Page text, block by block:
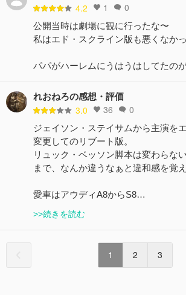
4.2 1 0
公開当時は劇場に観に行ったな〜
私はエド・スクライン版も悪くなか
パパがハーレムにうはうはしてたの
れおねろの感想・評価
3.0 36 0
ジェイソン・ステイサムから主演を
変更してのリブート版。
リュック・ベッソン脚本は変わらな
まで、なんか違うなぁと違和感を覚
愛車はアウディA8からS8…
>>続きを読む
1 2 3